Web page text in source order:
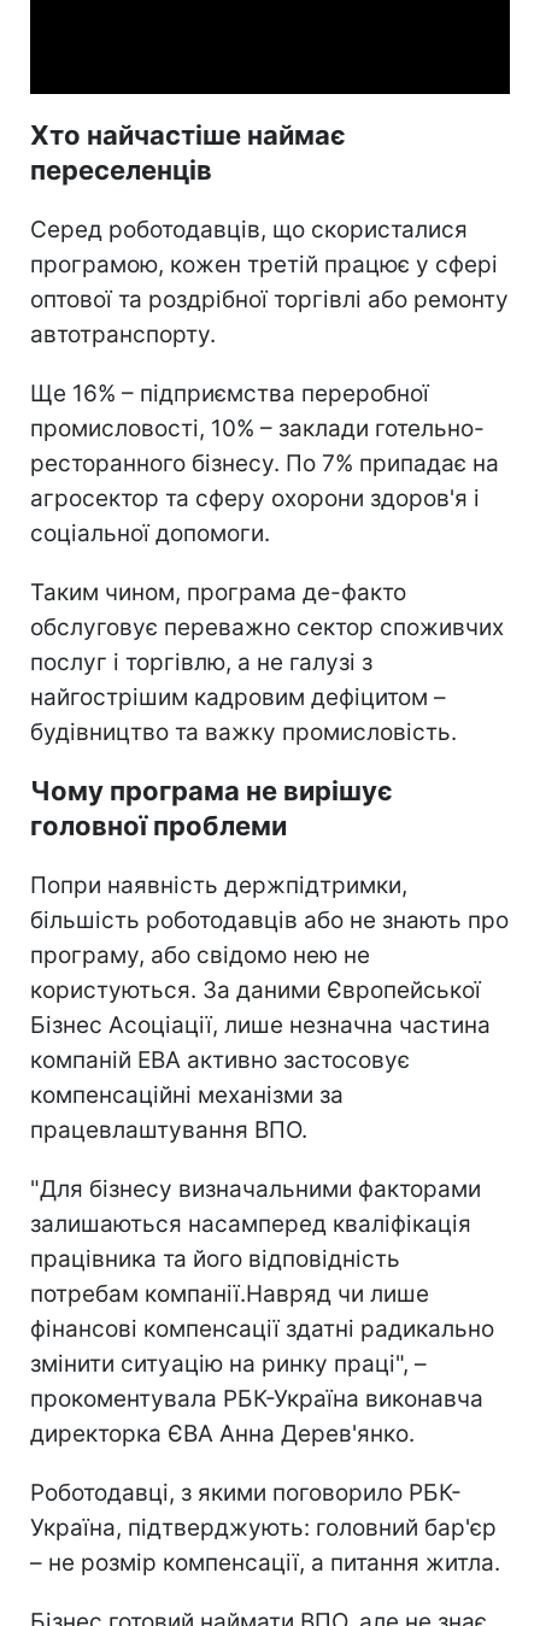
Хто найчастіше наймає
переселенців
Серед роботодавців, що скористалися
програмою, кожен третій працює у сфері
оптової та роздрібної торгівлі або ремонту
автотранспорту.
Ще 16% – підприємства переробної
промисловості, 10% – заклади готельно-
ресторанного бізнесу. По 7% припадає на
агросектор та сферу охорони здоров'я і
соціальної допомоги.
Таким чином, програма де-факто
обслуговує переважно сектор споживчих
послуг і торгівлю, а не галузі з
найгострішим кадровим дефіцитом –
будівництво та важку промисловість.
Чому програма не вирішує
головної проблеми
Попри наявність держпідтримки,
більшість роботодавців або не знають про
програму, або свідомо нею не
користуються. За даними Європейської
Бізнес Асоціації, лише незначна частина
компаній ЕВА активно застосовує
компенсаційні механізми за
працевлаштування ВПО.
"Для бізнесу визначальними факторами
залишаються насамперед кваліфікація
працівника та його відповідність
потребам компанії.Навряд чи лише
фінансові компенсації здатні радикально
змінити ситуацію на ринку праці", –
прокоментувала РБК-Україна виконавча
директорка ЄВА Анна Дерев'янко.
Роботодавці, з якими поговорило РБК-
Україна, підтверджують: головний бар'єр
– не розмір компенсації, а питання житла.